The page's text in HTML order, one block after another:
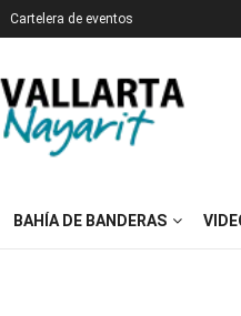
Cartelera de eventos
BAHÍA DE BANDERAS